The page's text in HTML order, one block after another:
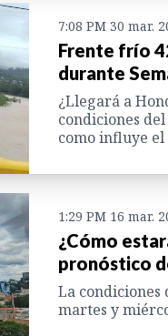
7:08 PM 30 mar.
Frente frío
durante
¿Llegará a
condiciones
como influye el
1:29 PM 16 mar.
¿Cómo
pronóstico
La
martes y